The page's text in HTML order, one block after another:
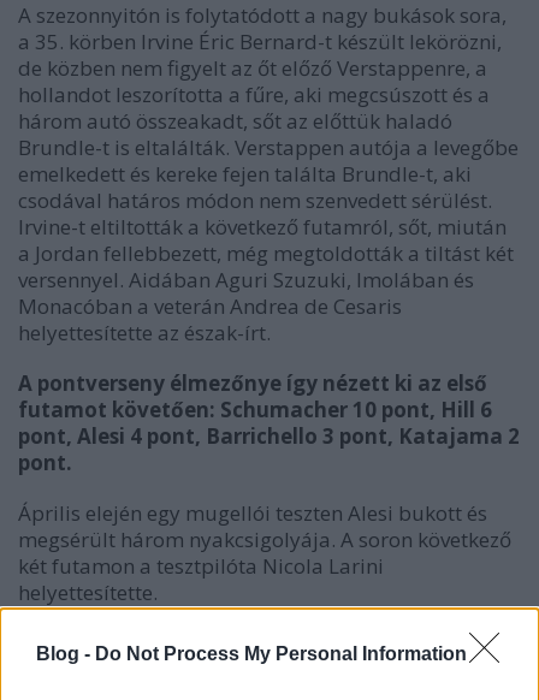
Blog - Do Not Process My Personal Information
A szezonnyitón is folytatódott a nagy bukások sora,
a 35. körben Irvine Éric Bernard-t készült lekörözni,
de közben nem figyelt az őt előző Verstappenre, a
hollandot leszorította a fűre, aki megcsúszott és a
három autó összeakadt, sőt az előttük haladó
Brundle-t is eltalálták. Verstappen autója a levegőbe
emelkedett és kereke fejen találta Brundle-t, aki
csodával határos módon nem szenvedett sérülést.
Irvine-t eltiltották a következő futamról, sőt, miután
a Jordan fellebbezett, még megtoldották a tiltást két
versennyel. Aidában Aguri Szuzuki, Imolában és
Monacóban a veterán Andrea de Cesaris
helyettesítette az észak-írt.
A pontverseny élmezőnye így nézett ki az első
futamot követően: Schumacher 10 pont, Hill 6
pont, Alesi 4 pont, Barrichello 3 pont, Katajama 2
pont.
Április elején egy mugellói teszten Alesi bukott és
megsérült három nyakcsigolyája. A soron következő
két futamon a tesztpilóta Nicola Larini
helyettesítette.
Április 17. Csendes-óceáni Nagydíj, Aida